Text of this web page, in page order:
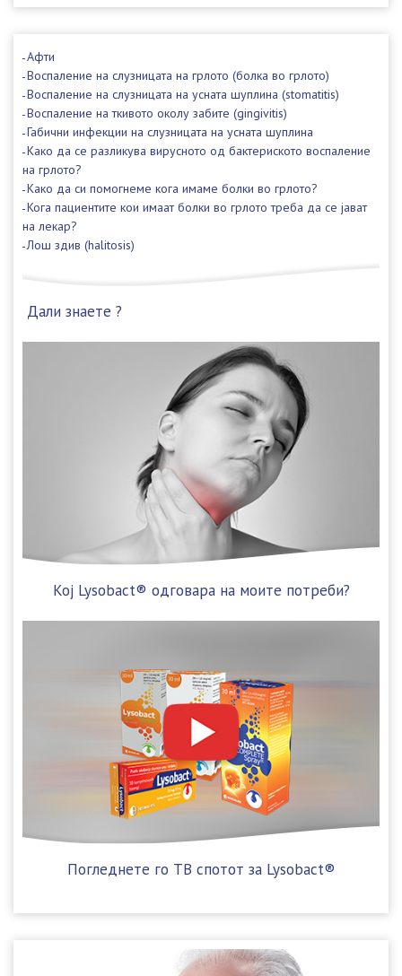
Афти
Воспаление на слузницата на грлото (болка во грлото)
Воспаление на слузницата на усната шуплина (stomatitis)
Воспаление на ткивото околу забите (gingivitis)
Габични инфекции на слузницата на усната шуплина
Како да се разликува вирусното од бактериското воспаление
на грлото?
Како да си помогнеме кога имаме болки во грлото?
Кога пациентите кои имаат болки во грлото треба да се јават
на лекар?
Лош здив (halitosis)
Дали знаете ?
Koј Lysobact® одговара на моите потреби?
Погледнете го ТВ спотот за Lysobact®